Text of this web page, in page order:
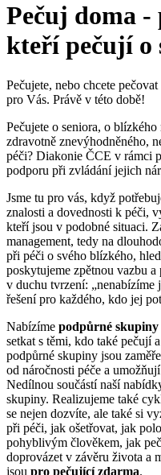
Pečuj doma -
kteří pečují o
Pečujete, nebo chcete
pro Vás. Právě v této době!
Pečujete o seniora, o
zdravotně znevýhodněného,
péči? Diakonie ČCE v rámci
podporu při zvládání jejich
Jsme tu pro vás, když
znalosti a dovednosti k péči,
kteří jsou v podobné situaci.
management, tedy na
při péči o svého blízkého,
poskytujeme zpětnou vazbu
v duchu tvrzení: „nenabízíme
řešení pro každého, kdo jej
Nabízíme podpůrné skupiny
setkat s těmi, kdo také pečují
podpůrné skupiny jsou
od náročnosti péče a
Nedílnou součástí naší
skupiny. Realizujeme také
se nejen dozvíte, ale také si
při péči, jak ošetřovat, jak
pohyblivým člověkem, jak
doprovázet v závěru života a
jsou pro pečující zdarma.